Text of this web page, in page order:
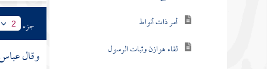
أمر ذات أنواط
لقاء هوازن وثبات الرسول
جزء 2
وقال